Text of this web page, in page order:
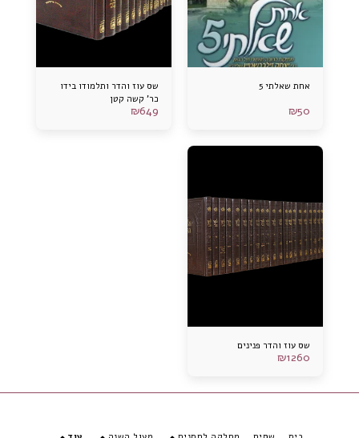
אחת שאלתי 5
₪50
שס עוז והדר ותלמודו בידו
כר’ קשה קטן
₪649
שס עוז והדר פנינים
₪1260